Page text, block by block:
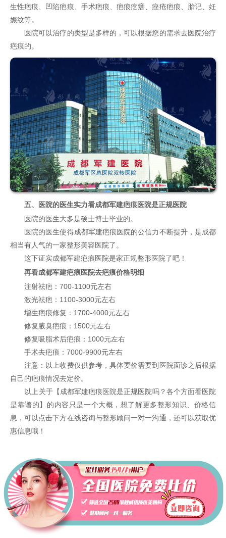
生性疤痕、凹陷疤痕、手术疤痕、疤痕疙瘩、痤疮疤痕、胎记、妊
娠纹等。
医院可以治疗的类型是多样的，可以根据您的需求去医院治疗
疤痕的。
五、医院的医生实力看成都军建疤痕医院是正规医院
医院的医生大多是硕士博士毕业的。
医院的医生使得成都军建疤痕医院的公信力不断提升，是成都
相当有人气的一家整形美容医院了。
这下证实成都军建疤痕医院是家正规整形医院了吧！
再看成都军建疤痕医院去疤痕价格明细
注射祛疤：700-1100元左右
激光祛疤：1100-3000元左右
增生疤痕修复：1700-4000元左右
修复腋臭疤痕：1500元左右
修复吸脂术后疤痕：1000元左右
手术去疤痕：7000-9900元左右
注意：以上收费仅供参考，具体要价需要到医院面诊之后根据
自己的疤痕情况去定价。
以上关于【成都军建疤痕医院是正规医院吗？各个方面看医院
是靠谱的】的内容只是一个大概，想了解更多整形知识、价格信
息，可以点击下方在线咨询与整形顾问一对一沟通，还可以获取优
惠信息哦！